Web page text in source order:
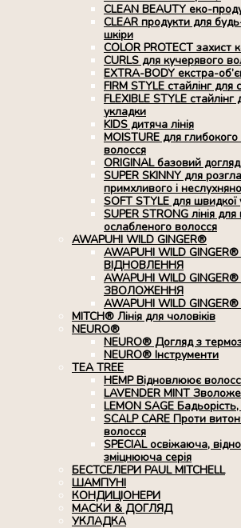
CLEAN BEAUTY еко-
CLEAR продукти для
шкіри
COLOR PROTECT захист
CURLS для кучерявого
EXTRA-BODY екстра-
FIRM STYLE стайлінг для
FLEXIBLE STYLE стайлінг
укладки
KIDS дитяча лінія
MOISTURE для
волосся
ORIGINAL базовий догляд
SUPER SKINNY для
примхливого і
SOFT STYLE для швидкої
SUPER STRONG лінія
ослабленого волосся
AWAPUHI WILD GINGER®
AWAPUHI WILD
ВІДНОВЛЕННЯ
AWAPUHI WILD
ЗВОЛОЖЕННЯ
AWAPUHI WILD
MITCH® Лінія для чоловіків
NEURO®
NEURO® Догляд з
NEURO® Інструменти
TEA TREE
HEMP Відновлюює
LAVENDER MINT
LEMON SAGE
SCALP CARE Проти
волосся
SPECIAL освіжаюча,
зміцнююча серія
БЕСТСЕЛЕРИ PAUL MITCHELL
ШАМПУНІ
КОНДИЦІОНЕРИ
МАСКИ & ДОГЛЯД
УКЛАДКА